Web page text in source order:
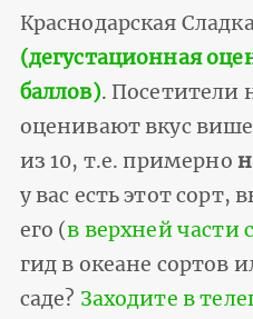
Краснодарская
(дегустационная
баллов). Посетители
оценивают вкус
из 10, т.е. примерно
у вас есть этот
его (в верхней части
гид в океане сортов
саде? Заходите в